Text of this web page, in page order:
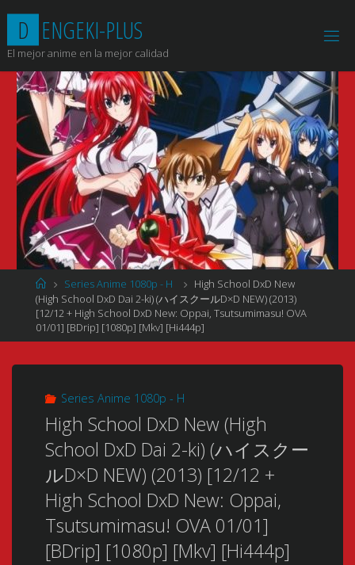
contenido
D ENGEKI-PLUS
El mejor anime en la mejor calidad
Página
de
Inicio
Series Anime 1080p - H
High School DxD New
(High School DxD Dai 2-ki) (ハイスクールD×D NEW) (2013)
[12/12 + High School DxD New: Oppai, Tsutsumimasu! OVA
01/01] [BDrip] [1080p] [Mkv] [Hi444p]
Series Anime 1080p - H
High School DxD New (High
School DxD Dai 2-ki) (ハイスクー
ルD×D NEW) (2013) [12/12 +
High School DxD New: Oppai,
Tsutsumimasu! OVA 01/01]
[BDrip] [1080p] [Mkv] [Hi444p]